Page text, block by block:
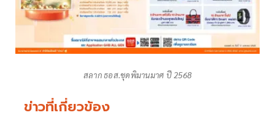
สลาก ธอส.ชุดพิมานมาศ ปี 2568
ข่าวที่เกี่ยวข้อง